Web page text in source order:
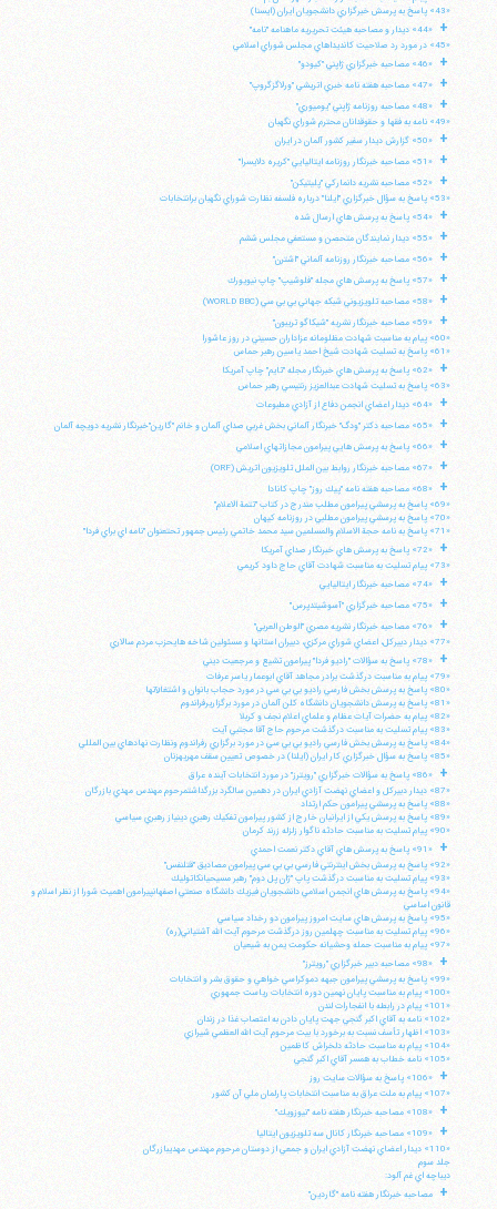
«43» پاسخ به پرسش خبرگزاري دانشجويان ايران (ايسنا)
+
«44» ديدار و مصاحبه هيئت تحريريه ماهنامه "نامه"
«45» در مورد رد صلاحيت كانديداهاي مجلس شوراي اسلامي
+ «46» مصاحبه خبرگزاري ژاپني "كيودو"
+ «47» مصاحبه هفته نامه خبري اتريشي "ورلاگزگروپ"
+
«48» مصاحبه روزنامه ژاپني "يوميوري"
«49» نامه به فقها و حقوقدانان محترم شوراي نگهبان
+ «50» گزارش ديدار سفير كشور آلمان در ايران
+ «51» مصاحبه خبرنگار روزنامه ايتاليايي "كريره دلايسرا"
+
«52» مصاحبه نشريه دانماركي "پليتيكن"
«53» پاسخ به سؤال خبرگزاري "ايلنا" درباره فلسفه نظارت شوراي نگهبان برانتخابات
+ «54» پاسخ به پرسش هاي ارسال شده
+ «55» ديدار نمايندگان متحصن و مستعفي مجلس ششم
+ «56» مصاحبه خبرنگار روزنامه آلماني "اشترن"
+ «57» پاسخ به پرسش هاي مجله "فلوشيپ" چاپ نيويورك
+ «58» مصاحبه تلويزيوني شبكه جهاني بي بي سي (WORLD BBC)
+
«59» مصاحبه خبرنگار نشريه "شيكاگو تريبون"
«60» پيام به مناسبت شهادت مظلومانه عزاداران حسيني در روز عاشورا
«61» پاسخ به تسليت شهادت شيخ احمد ياسين رهبر حماس
+
«62» پاسخ به پرسش هاي خبرنگار مجله "تايم" چاپ آمريكا
«63» پاسخ به تسليت شهادت عبدالعزيز رنتيسي رهبر حماس
+ «64» ديدار اعضاي انجمن دفاع از آزادي مطبوعات
+ «65» مصاحبه دكتر "ودگ" خبرنگار آلماني بخش غربي صداي آلمان و خانم "گارين"خبرنگار نشريه دويچه آلمان
+ «66» پاسخ به پرسش هايي پيرامون مجازاتهاي اسلامي
+ «67» مصاحبه خبرنگار روابط بين الملل تلويزيون اتريش (ORF)
+
«68» مصاحبه هفته نامه "پيك روز" چاپ كانادا
«69» پاسخ به پرسشي پيرامون مطلب مندرج در كتاب "تتمة الاعلام"
«70» پاسخ به پرسشي پيرامون مطلبي در روزنامه كيهان
«71» پاسخ به نامه حجة الاسلام والمسلمين سيد محمد خاتمي رئيس جمهور تحتعنوان "نامه اي براي فردا"
+
«72» پاسخ به پرسش هاي خبرنگار صداي آمريكا
«73» پيام تسليت به مناسبت شهادت آقاي حاج داود كريمي
+ «74» مصاحبه خبرنگار ايتاليايي
+ «75» مصاحبه خبرگزاري "آسوشيتدپرس"
+
«76» مصاحبه خبرنگار نشريه مصري "الوطن العربي"
«77» ديدار دبيركل، اعضاي شوراي مركزي، دبيران استانها و مسئولين شاخه هايحزب مردم سالاري
+
«78» پاسخ به سؤالات "راديو فردا" پيرامون تشيع و مرجعيت ديني
«79» پيام به مناسبت درگذشت برادر مجاهد آقاي ابوعمار ياسر عرفات
«80» پاسخ به پرسش بخش فارسي راديو بي بي سي در مورد حجاب بانوان و اشتغالآنها
«81» پاسخ به پرسش دانشجويان دانشگاه كلن آلمان در مورد برگزاريرفراندوم
«82» پيام به حضرات آيات عظام و علماي اعلام نجف و كربلا
«83» پيام تسليت به مناسبت درگذشت مرحوم حاج آقا مجتبي آيت
«84» پاسخ به پرسش بخش فارسي راديو بي بي سي در مورد برگزاري رفراندوم ونظارت نهادهاي بين المللي
«85» پاسخ به سؤال خبرگزاري كار ايران (ايلنا) در خصوص تعيين سقف مهريهزنان
+
«86» پاسخ به سؤالات خبرگزاري "رويترز" در مورد انتخابات آينده عراق
«87» ديدار دبيركل و اعضاي نهضت آزادي ايران در دهمين سالگرد بزرگداشتمرحوم مهندس مهدي بازرگان
«88» پاسخ به پرسشي پيرامون حكم ارتداد
«89» پاسخ به پرسش يكي از ايرانيان خارج از كشور پيرامون تفكيك رهبري دينياز رهبري سياسي
«90» پيام تسليت به مناسبت حادثه ناگوار زلزله زرند كرمان
+
«91» پاسخ به پرسش هاي آقاي دكتر نعمت احمدي
«92» پاسخ به پرسش بخش اينترنتي فارسي بي بي سي پيرامون مصاديق "قتلنفس"
«93» پيام تسليت به مناسبت درگذشت پاپ "ژان پل دوم" رهبر مسيحيانكاتوليك
«94» پاسخ به پرسش هاي انجمن اسلامي دانشجويان فيزيك دانشگاه صنعتي اصفهانپيرامون اهميت شورا از نظر اسلام و
قانون اساسي
«95» پاسخ به پرسش هاي سايت امروز پيرامون دو رخداد سياسي
«96» پيام تسليت به مناسبت چهلمين روز درگذشت مرحوم آيت الله آشتياني(ره)
«97» پيام به مناسبت حمله وحشيانه حكومت يمن به شيعيان
+
«98» مصاحبه دبير خبرگزاري "رويترز"
«99» پاسخ به پرسشي پيرامون جبهه دموكراسي خواهي و حقوق بشر و انتخابات
«100» پيام به مناسبت پايان نهمين دوره انتخابات رياست جمهوري
«101» پيام در رابطه با انفجارات لندن
«102» نامه به آقاي اكبر گنجي جهت پايان دادن به اعتصاب غذا در زندان
«103» اظهار تأسف نسبت به برخورد با بيت مرحوم آيت الله العظمي شيرازي
«104» پيام به مناسبت حادثه دلخراش كاظمين
«105» نامه خطاب به همسر آقاي اكبر گنجي
+
«106» پاسخ به سؤالات سايت روز
«107» پيام به ملت عراق به مناسبت انتخابات پارلمان ملي آن كشور
+ «108» مصاحبه خبرنگار هفته نامه "نيوزويك"
+
«109» مصاحبه خبرنگار كانال سه تلويزيون ايتاليا
«110» ديدار اعضاي نهضت آزادي ايران و جمعي از دوستان مرحوم مهندس مهديبازرگان
جلد سوم
ديباچه اي غم آلود:
+ مصاحبه خبرنگار هفته نامه "گاردين"
آیت‌الله منتظری
وب سایت رسمی آیت‌الله منتظری
ایران، ، میدان مصلّی، بلوار شهید محمّد منتظری، كوچه
شماره ٨
فکس 37740015-25-98+